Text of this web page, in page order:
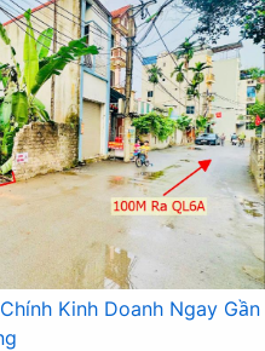
Kinh Doanh Ngay Gần